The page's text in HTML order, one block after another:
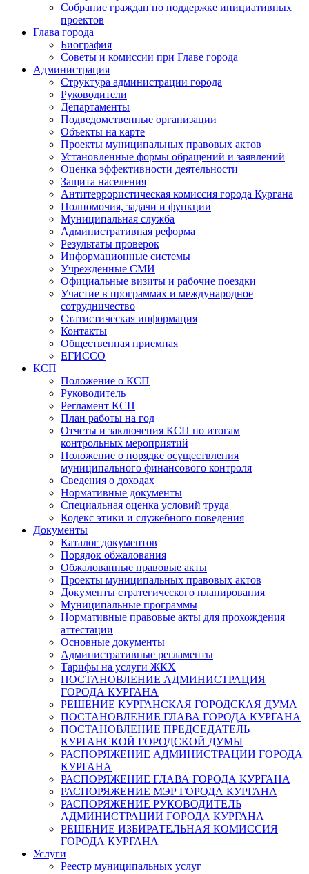
Собрание граждан по поддержке инициативных
проектов
Глава города
Биография
Советы и комиссии при Главе города
Администрация
Структура администрации города
Руководители
Департаменты
Подведомственные организации
Объекты на карте
Проекты муниципальных правовых актов
Установленные формы обращений и заявлений
Оценка эффективности деятельности
Защита населения
Антитеррористическая комиссия города Кургана
Полномочия, задачи и функции
Муниципальная служба
Административная реформа
Результаты проверок
Информационные системы
Учрежденные СМИ
Официальные визиты и рабочие поездки
Участие в программах и международное
сотрудничество
Статистическая информация
Контакты
Общественная приемная
ЕГИССО
КСП
Положение о КСП
Руководитель
Регламент КСП
План работы на год
Отчеты и заключения КСП по итогам
контрольных мероприятий
Положение о порядке осуществления
муниципального финансового контроля
Сведения о доходах
Нормативные документы
Специальная оценка условий труда
Кодекс этики и служебного поведения
Документы
Каталог документов
Порядок обжалования
Обжалованные правовые акты
Проекты муниципальных правовых актов
Документы стратегического планирования
Муниципальные программы
Нормативные правовые акты для прохождения
аттестации
Основные документы
Административные регламенты
Тарифы на услуги ЖКХ
ПОСТАНОВЛЕНИЕ АДМИНИСТРАЦИЯ
ГОРОДА КУРГАНА
РЕШЕНИЕ КУРГАНСКАЯ ГОРОДСКАЯ ДУМА
ПОСТАНОВЛЕНИЕ ГЛАВА ГОРОДА КУРГАНА
ПОСТАНОВЛЕНИЕ ПРЕДСЕДАТЕЛЬ
КУРГАНСКОЙ ГОРОДСКОЙ ДУМЫ
РАСПОРЯЖЕНИЕ АДМИНИСТРАЦИИ ГОРОДА
КУРГАНА
РАСПОРЯЖЕНИЕ ГЛАВА ГОРОДА КУРГАНА
РАСПОРЯЖЕНИЕ МЭР ГОРОДА КУРГАНА
РАСПОРЯЖЕНИЕ РУКОВОДИТЕЛЬ
АДМИНИСТРАЦИИ ГОРОДА КУРГАНА
РЕШЕНИЕ ИЗБИРАТЕЛЬНАЯ КОМИССИЯ
ГОРОДА КУРГАНА
Услуги
Реестр муниципальных услуг